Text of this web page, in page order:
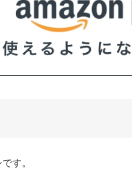
す。